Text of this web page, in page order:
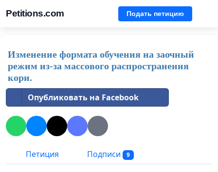
Petitions.com Подать петицию
Изменение формата обучения на заочный
режим из-за массового распространения
кори.
Опубликовать на Facebook
Петиция Подписи 9